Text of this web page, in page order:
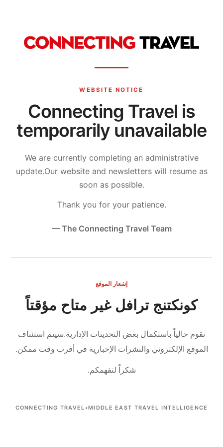
WEBSITE NOTICE
Connecting Travel is
temporarily unavailable
We are currently completing an administrative
update.Our website and newsletters will resume as
soon as possible.
Thank you for your patience.
— The Connecting Travel Team
إشعار الموقع
كونكتنج ترافل غير متاح مؤقتاً
نقوم حالياً باستكمال بعض التحديثات الإدارية.سيتم استئناف
الموقع الإلكتروني والنشرات الإخبارية في أقرب وقت ممكن.
شكراً لتفهمكم.
CONNECTING TRAVEL •MIDDLE EAST TRAVEL INTELLIGENCE